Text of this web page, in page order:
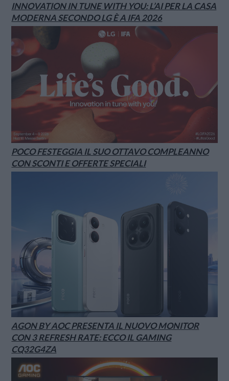
INNOVATION IN TUNE WITH YOU: L’AI PER LA CASA
MODERNA SECONDO LG È A IFA 2026
POCO FESTEGGIA IL SUO OTTAVO COMPLEANNO
CON SCONTI E OFFERTE SPECIALI
AGON BY AOC PRESENTA IL NUOVO MONITOR
CON 3 REFRESH RATE: ECCO IL GAMING
CQ32G4ZA